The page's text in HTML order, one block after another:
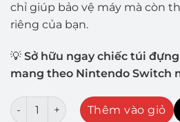
chỉ giúp bảo vệ máy mà còn
riêng của bạn.
💡 Sở hữu ngay chiếc túi
mang theo Nintendo Switch
TÚI ĐỰNG NINTENDO SWITCH
Thêm vào giỏ